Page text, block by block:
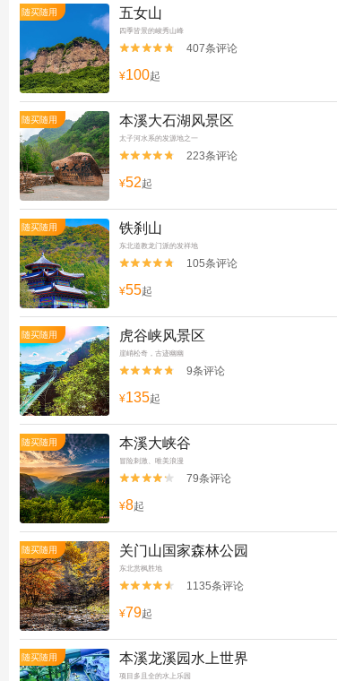
随买随用 五女山
四季皆景的峻秀山峰

 407条评论
¥100起
随买随用 本溪大石湖风景区
太子河水系的发源地之一

 223条评论
¥52起
随买随用 铁刹山
东北道教龙门派的发祥地

 105条评论
¥55起
随买随用 虎谷峡风景区
崖峭松奇，古迹幽幽

 9条评论
¥135起
随买随用 本溪大峡谷
冒险刺激、唯美浪漫

 79条评论
¥8起
随买随用 关门山国家森林公园
东北赏枫胜地

 1135条评论
¥79起
随买随用 本溪龙溪园水上世界
项目多且全的水上乐园